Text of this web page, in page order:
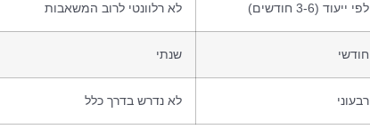
לפי ייעוד (3-6 חודשים) לא רלוונטי לרוב המשאבות
חודשי שנתי
רבעוני לא נדרש בדרך כלל